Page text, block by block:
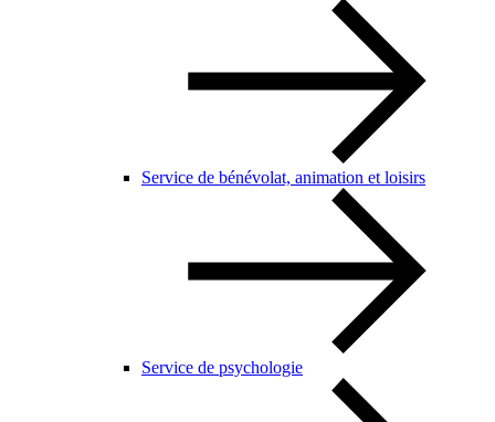
Service de bénévolat, animation et loisirs
Service de psychologie